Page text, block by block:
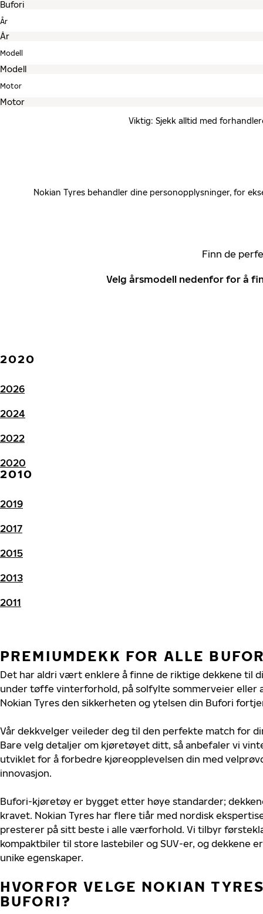
År
Modell
Motor
Viktig: Sjekk alltid med
Nokian Tyres behandler dine personopplysninger, for
Finn de
Velg årsmodell nedenfor for å
2020
2026
2024
2022
2020
2010
2019
2017
2015
2013
2011
PREMIUMDEKK FOR ALLE
Det har aldri vært enklere å finne de riktige dekkene til
under tøffe vinterforhold, på solfylte sommerveier eller
Nokian Tyres den sikkerheten og ytelsen din Bufori
Vår dekkvelger veileder deg til den perfekte match for
Bare velg detaljer om kjøretøyet ditt, så anbefaler vi
utviklet for å forbedre kjøreopplevelsen din med
innovasjon.
Bufori-kjøretøy er bygget etter høye standarder;
kravet. Nokian Tyres har flere tiår med nordisk
presterer på sitt beste i alle værforhold. Vi tilbyr
kompaktbiler til store lastebiler og SUV-er, og dekkene
unike egenskaper.
HVORFOR VELGE NOKIAN
BUFORI?